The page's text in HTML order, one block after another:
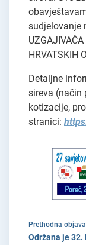
sudjelovanje
HRVATSKIH
Detaljne
sireva (način
kotizacije,
stranici:
Prethodna
Održana je 32.